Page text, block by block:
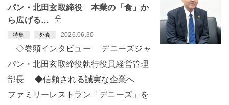
パン・北田玄取締役 本業の「食」か
ら広げる…
特集 外食 2026.06.30
◇巻頭インタビュー デニーズジャ
パン・北田玄取締役執行役員経営管理
部長 ◆信頼される誠実な企業へ
ファミリーレストラン「デニーズ」を